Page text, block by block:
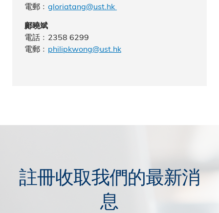
電郵﹕ gloriatang@ust.hk
鄺曉斌
電話﹕2358 6299
電郵﹕ philipkwong@ust.hk
註冊收取我們的最新消
息